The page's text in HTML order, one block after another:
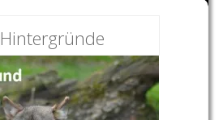
Hintergründe